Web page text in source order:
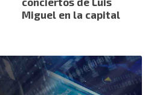
Miguel en la capital